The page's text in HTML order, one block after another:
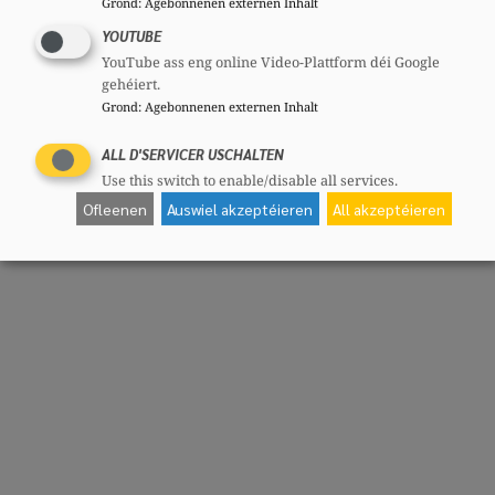
YOUTUBE
YouTube ass eng online Video-Plattform déi Google
gehéiert.
Grond: Agebonnenen externen Inhalt
ALL D'SERVICER USCHALTEN
Use this switch to enable/disable all services.
Ofleenen Auswiel akzeptéieren All akzeptéieren